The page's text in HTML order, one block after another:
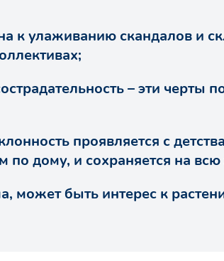
к улаживанию скандалов и
– эти черты
проявляется с
по дому, и сохраняется на
может быть интерес к